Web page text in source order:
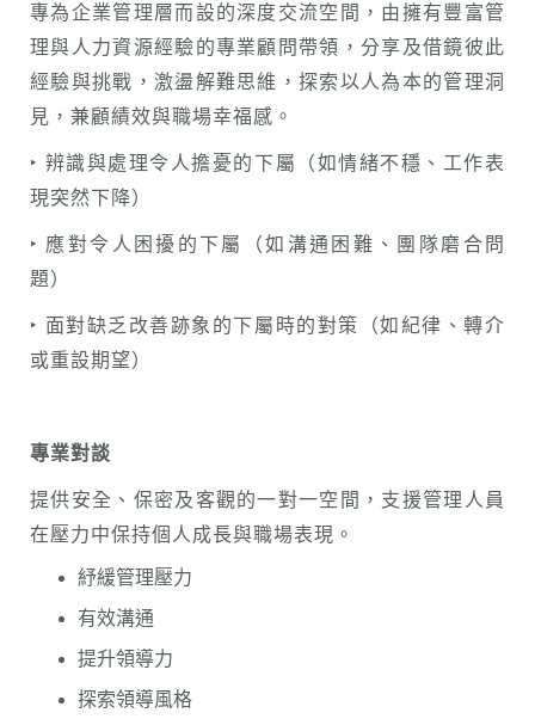
專為企業管理層而設的深度交流空間，由擁有豐富管
理與人力資源經驗的專業顧問帶領，分享及借鏡彼此
經驗與挑戰，激盪解難思維，探索以人為本的管理洞
見，兼顧績效與職場幸福感。
‣ 辨識與處理令人擔憂的下屬（如情緒不穩、工作表
現突然下降）
‣ 應對令人困擾的下屬（如溝通困難、團隊磨合問
題）
‣ 面對缺乏改善跡象的下屬時的對策（如紀律、轉介
或重設期望）
專業對談
提供安全、保密及客觀的一對一空間，支援管理人員
在壓力中保持個人成長與職場表現。
紓緩管理壓力
有效溝通
提升領導力
探索領導風格